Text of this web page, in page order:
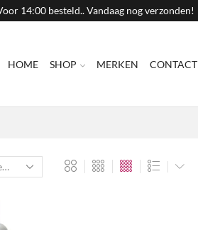
14:00 besteld.. Vandaag nog verzonden!
HOME SHOP MERKEN CONTACT